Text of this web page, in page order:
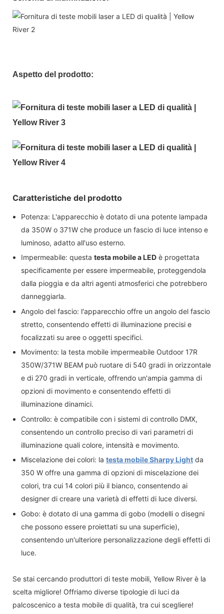
Aspetto del prodotto:
Caratteristiche del prodotto
Potenza: L'apparecchio è dotato di una potente lampada
da 350W o 371W che produce un fascio di luce intenso e
luminoso, adatto all'uso esterno.
Impermeabile: questa testa mobile a LEDè progettata
specificamente per essere impermeabile, proteggendola
dalla pioggia e da altri agenti atmosferici che potrebbero
danneggiarla.
Angolo del fascio: l'apparecchio offre un angolo del fascio
stretto, consentendo effetti di illuminazione precisi e
focalizzati su aree o oggetti specifici.
Movimento: la testa mobile impermeabile Outdoor 17R
350W/371W BEAM può ruotare di 540 gradi in orizzontale
e di 270 gradi in verticale, offrendo un'ampia gamma di
opzioni di movimento e consentendo effetti di
illuminazione dinamici.
Controllo: è compatibile con i sistemi di controllo DMX,
consentendo un controllo preciso di vari parametri di
illuminazione quali colore, intensità e movimento.
Miscelazione dei colori: la testa mobile Sharpy Lightda
350 W offre una gamma di opzioni di miscelazione dei
colori, tra cui 14 colori più il bianco, consentendo ai
designer di creare una varietà di effetti di luce diversi.
Gobo: è dotato di una gamma di gobo (modelli o disegni
che possono essere proiettati su una superficie),
consentendo un'ulteriore personalizzazione degli effetti di
luce.
Se stai cercando produttori di teste mobili, Yellow River è la
scelta migliore! Offriamo diverse tipologie di luci da
palcoscenico a testa mobile di qualità, tra cui scegliere!